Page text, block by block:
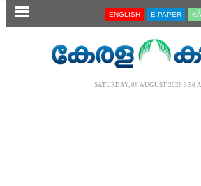
SECTIONS ENGLISH E-PAPER
SATURDAY, 08 AUGUST 2026 3.56